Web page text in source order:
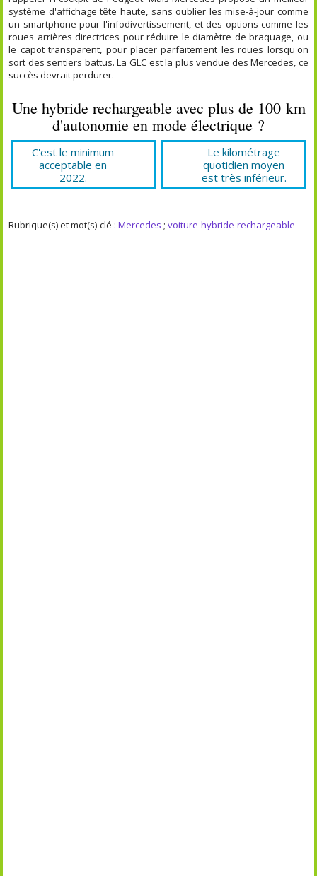
système d'affichage tête haute, sans oublier les mise-à-jour comme
un smartphone pour l'infodivertissement, et des options comme les
roues arrières directrices pour réduire le diamètre de braquage, ou
le capot transparent, pour placer parfaitement les roues lorsqu'on
sort des sentiers battus. La GLC est la plus vendue des Mercedes, ce
succès devrait perdurer.
Une hybride rechargeable avec plus de 100 km
d'autonomie en mode électrique ?
C'est le minimum
acceptable en
2022.
Le kilométrage
quotidien moyen
est très inférieur.
Rubrique(s) et mot(s)-clé :Mercedes ;voiture-hybride-rechargeable